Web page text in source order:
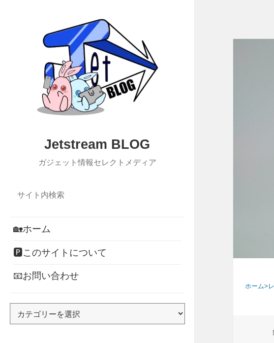
Jetstream BLOG
ガジェット情報セレクトメディア
🏡ホーム
🅿このサイトについて
📧お問い合わせ
ホーム>